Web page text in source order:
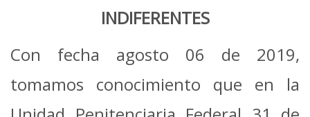
INDIFERENTES
Con fecha agosto 06 de 2019,
tomamos conocimiento que en la